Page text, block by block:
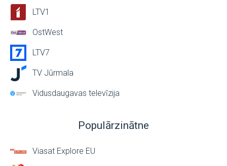
LTV1
OstWest
LTV7
TV Jūrmala
Vidusdaugavas televīzija
Populārzinātne
Viasat Explore EU